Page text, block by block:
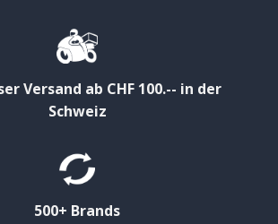
Versand ab CHF 100.-- in der
Schweiz
500+ Brands